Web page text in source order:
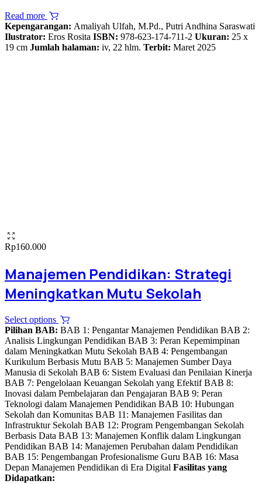
Read more
Kepengarangan: Amaliyah Ulfah, M.Pd., Putri Andhina Saraswati
Ilustrator: Eros Rosita ISBN: 978-623-174-711-2 Ukuran: 25 x
19 cm Jumlah halaman: iv, 22 hlm. Terbit: Maret 2025
Rp160.000
Manajemen Pendidikan: Strategi
Meningkatkan Mutu Sekolah
Select options
product
has
multiple
variants.
The
options
may
be
chosen
on
the
product
page
Pilihan BAB: BAB 1: Pengantar Manajemen Pendidikan BAB 2:
Analisis Lingkungan Pendidikan BAB 3: Peran Kepemimpinan
dalam Meningkatkan Mutu Sekolah BAB 4: Pengembangan
Kurikulum Berbasis Mutu BAB 5: Manajemen Sumber Daya
Manusia di Sekolah BAB 6: Sistem Evaluasi dan Penilaian Kinerja
BAB 7: Pengelolaan Keuangan Sekolah yang Efektif BAB 8:
Inovasi dalam Pembelajaran dan Pengajaran BAB 9: Peran
Teknologi dalam Manajemen Pendidikan BAB 10: Hubungan
Sekolah dan Komunitas BAB 11: Manajemen Fasilitas dan
Infrastruktur Sekolah BAB 12: Program Pengembangan Sekolah
Berbasis Data BAB 13: Manajemen Konflik dalam Lingkungan
Pendidikan BAB 14: Manajemen Perubahan dalam Pendidikan
BAB 15: Pengembangan Profesionalisme Guru BAB 16: Masa
Depan Manajemen Pendidikan di Era Digital Fasilitas yang
Didapatkan: